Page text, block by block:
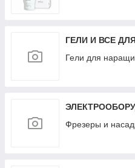
ГЕЛИ И ВСЕ
Гели для
Фрезеры и